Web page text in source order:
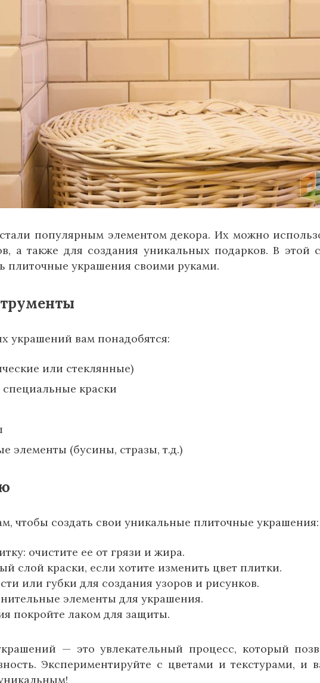
популярным элементом декора. Их можно
а также для создания уникальных подарков. В этой
плиточные украшения своими руками.
украшений вам понадобятся:
или стеклянные)
краски
элементы (бусины, стразы, т.д.)
чтобы создать свои уникальные плиточные украшения:
очистите ее от грязи и жира.
слой краски, если хотите изменить цвет плитки.
или губки для создания узоров и рисунков.
элементы для украшения.
покройте лаком для защиты.
— это увлекательный процесс, который
Экспериментируйте с цветами и текстурами, и